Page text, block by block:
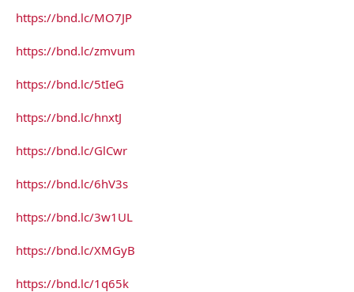
https://bnd.lc/MO7JP
https://bnd.lc/zmvum
https://bnd.lc/5tIeG
https://bnd.lc/hnxtJ
https://bnd.lc/GlCwr
https://bnd.lc/6hV3s
https://bnd.lc/3w1UL
https://bnd.lc/XMGyB
https://bnd.lc/1q65k